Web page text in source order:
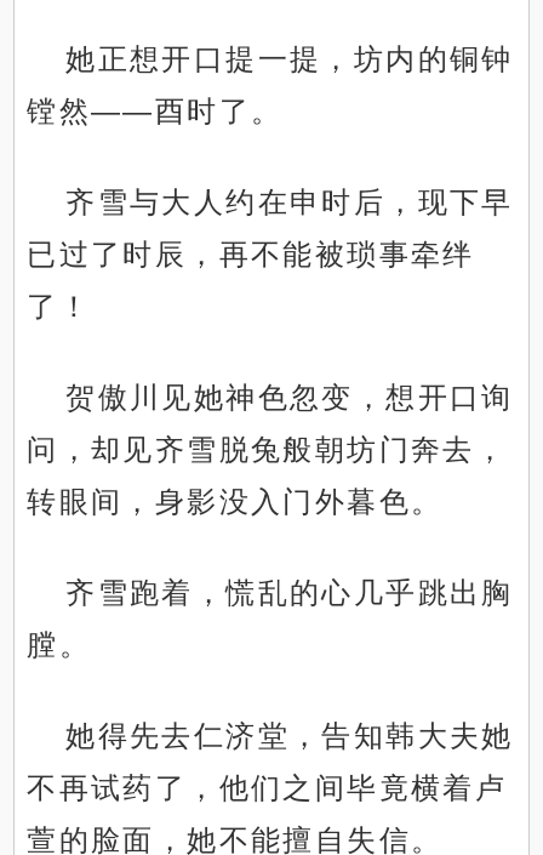
她正想开口提一提，坊内的铜钟
镗然——酉时了。
齐雪与大人约在申时后，现下早
已过了时辰，再不能被琐事牵绊
了！
贺傲川见她神色忽变，想开口询
问，却见齐雪脱兔般朝坊门奔去，
转眼间，身影没入门外暮色。
齐雪跑着，慌乱的心几乎跳出胸
膛。
她得先去仁济堂，告知韩大夫她
不再试药了，他们之间毕竟横着卢
萱的脸面，她不能擅自失信。